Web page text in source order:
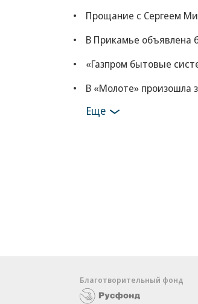
Прощание с Сергеем
В Прикамье объявлена
«Газпром бытовые
В «Молоте» произошла
Еще
Благотворительный фонд